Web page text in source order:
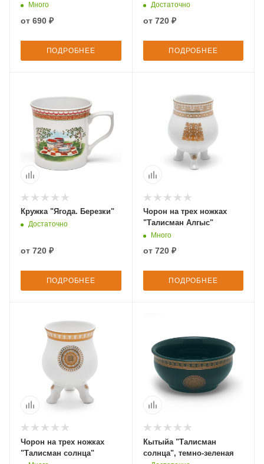
Много
от 690 ₽
ПОДРОБНЕЕ
Достаточно
от 720 ₽
ПОДРОБНЕЕ
Кружка "Ягода. Березки"
Достаточно
от 720 ₽
ПОДРОБНЕЕ
Чорон на трех ножках
"Талисман Алгыс"
Много
от 720 ₽
ПОДРОБНЕЕ
Чорон на трех ножках
"Талисман солнца"
Кытыйа "Талисман
солнца", темно-зеленая